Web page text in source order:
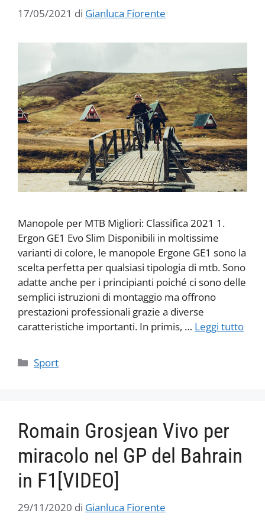
17/05/2021 di Gianluca Fiorente
Manopole per MTB Migliori: Classifica 2021 1.
Ergon GE1 Evo Slim Disponibili in moltissime
varianti di colore, le manopole Ergone GE1 sono la
scelta perfetta per qualsiasi tipologia di mtb. Sono
adatte anche per i principianti poiché ci sono delle
semplici istruzioni di montaggio ma offrono
prestazioni professionali grazie a diverse
caratteristiche importanti. In primis, … Leggi tutto
Categorie
Sport
Romain Grosjean Vivo per
miracolo nel GP del Bahrain
in F1[VIDEO]
29/11/2020 di Gianluca Fiorente